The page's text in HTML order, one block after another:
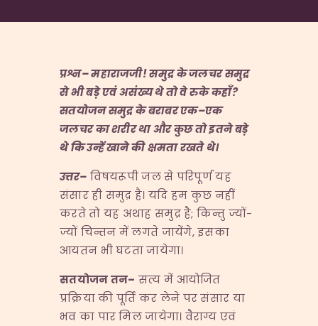
CONTACT US
प्रश्न–महाराजजी!समुद्र के जलचर समुद्र
से भी बड़े एवं असंख्य थे तो वे रुके कहाँ?
सतयोजन समुद्र के बराबर एक–एक
जलचर का शरीर था और कुछ तो इतने बड़े
थे कि उन्हें खाने की क्षमता रखते थे।
उत्तर– विषयरूपी जल से परिपूर्ण यह
संसार ही समुद्र है। यदि हम कुछ नहीं
करते तो यह अथाह समुद्र है; किन्तु ज्यों-
ज्यों चिन्तन में लगते जायेंगे, इसका
आयतन भी घटता जायेगा।
सतयोजन तन– सत्य में आयोजित
प्रक्रिया की पूर्ति कर लेने पर संसार या
भव का पार मिल जायेगा। वैराग्य एवं